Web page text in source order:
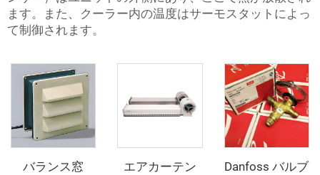
ます。また、クーラー内の温度はサーモスタットによっ
て制御されます。
バランス窓 エアカーテン Danfoss バルブ